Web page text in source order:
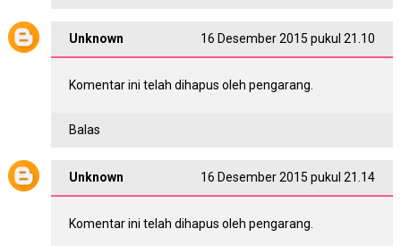
Unknown 16 Desember 2015 pukul 21.10
Komentar ini telah dihapus oleh pengarang.
Balas
Unknown 16 Desember 2015 pukul 21.14
Komentar ini telah dihapus oleh pengarang.